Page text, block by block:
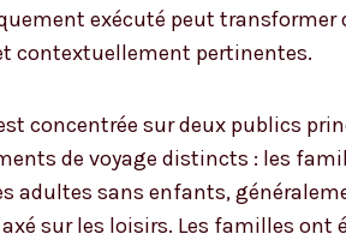
exécuté peut
contextuellement pertinentes.
concentrée sur deux publics
de voyage distincts : les
adultes sans enfants,
sur les loisirs. Les familles ont